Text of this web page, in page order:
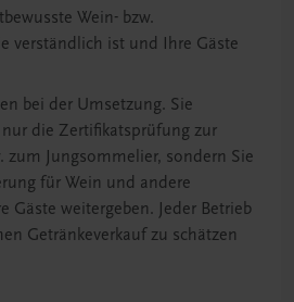
Wein- bzw.
verständlich ist und Ihre Gäste
bei der Umsetzung. Sie
die Zertifikatsprüfung zur
zum Jungsommelier, sondern Sie
für Wein und andere
Gäste weitergeben. Jeder Betrieb
Getränkeverkauf zu schätzen